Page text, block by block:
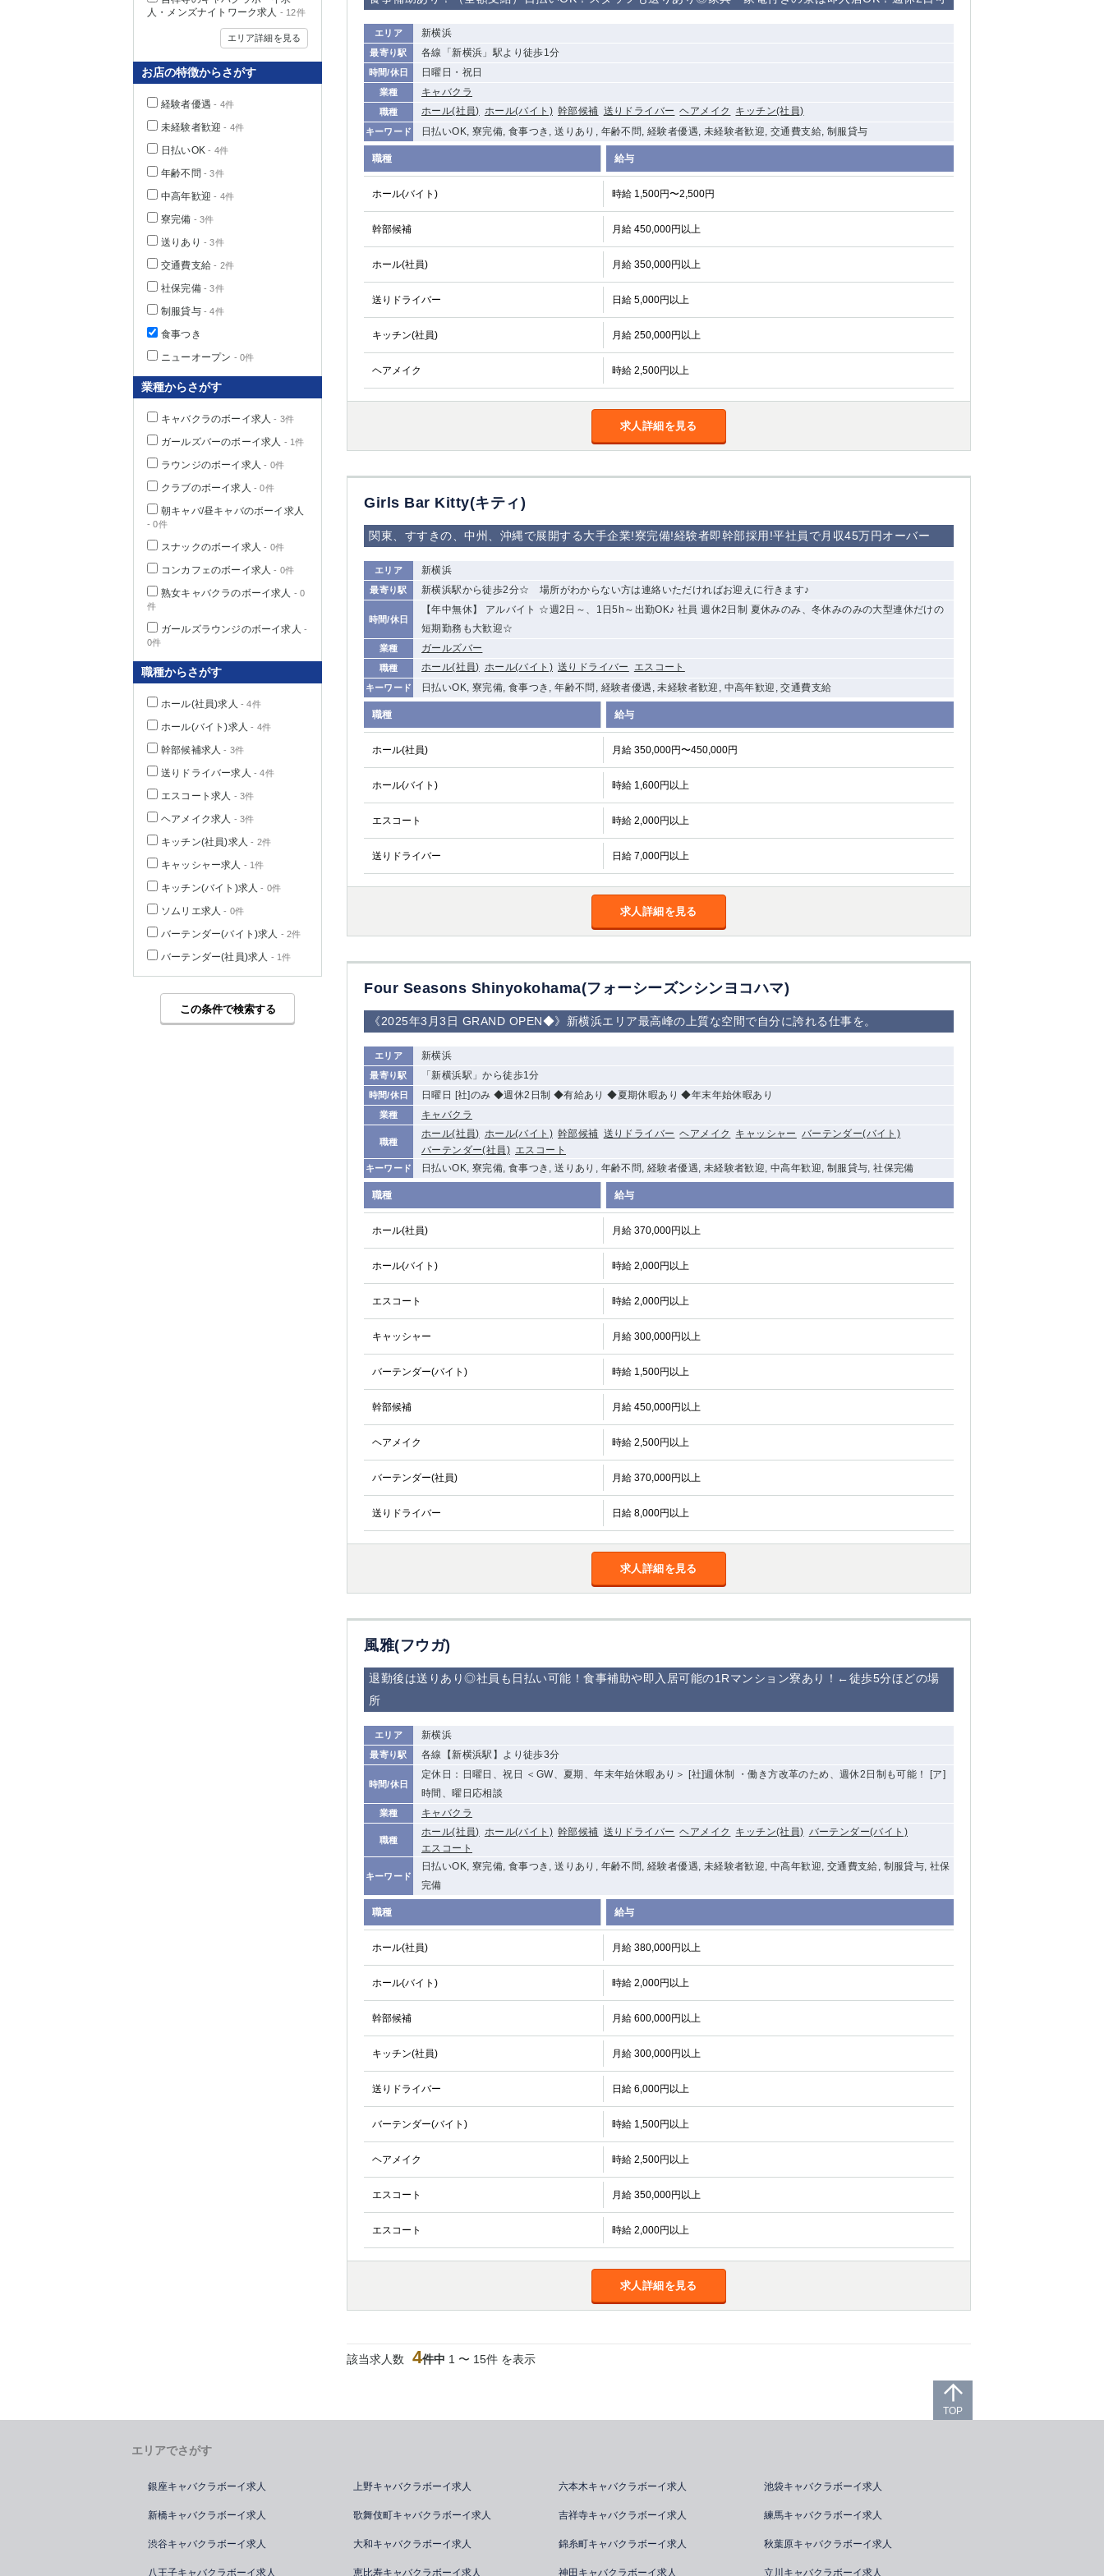
エリア 新横浜
最寄り駅 各線「新横浜」駅より徒歩1分
時間/休日 日曜日・祝日
業種 キャバクラ
職種 ホール(社員) ホール(バイト) 幹部候補 送りドライバー ヘアメイク キッチン(社員)
キーワード 日払いOK, 寮完備, 食事つき, 送りあり, 年齢不問, 経験者優遇, 未経験者歓迎, 交通費支給, 制服貸与
職種 給与
ホール(バイト) 時給 1,500円〜2,500円
幹部候補 月給 450,000円以上
ホール(社員) 月給 350,000円以上
送りドライバー 日給 5,000円以上
キッチン(社員) 月給 250,000円以上
ヘアメイク 時給 2,500円以上
求人詳細を見る
Girls Bar Kitty(キティ)
関東、すすきの、中州、沖縄で展開する大手企業!寮完備!経験者即幹部採用!平社員で月収45万円オーバー
エリア 新横浜
最寄り駅 新横浜駅から徒歩2分☆ 場所がわからない方は連絡いただければお迎えに行きます♪
時間/休日
【年中無休】 アルバイト ☆週2日～、1日5h～出勤OK♪ 社員 週休2日制 夏休みのみ、冬休みのみの大型連休だけの
短期勤務も大歓迎☆
業種 ガールズバー
職種 ホール(社員) ホール(バイト) 送りドライバー エスコート
キーワード 日払いOK, 寮完備, 食事つき, 年齢不問, 経験者優遇, 未経験者歓迎, 中高年歓迎, 交通費支給
職種 給与
ホール(社員) 月給 350,000円〜450,000円
ホール(バイト) 時給 1,600円以上
エスコート 時給 2,000円以上
送りドライバー 日給 7,000円以上
求人詳細を見る
Four Seasons Shinyokohama(フォーシーズンシンヨコハマ)
《2025年3月3日 GRAND OPEN◆》新横浜エリア最高峰の上質な空間で自分に誇れる仕事を。
エリア 新横浜
最寄り駅 「新横浜駅」から徒歩1分
時間/休日 日曜日 [社]のみ ◆週休2日制 ◆有給あり ◆夏期休暇あり ◆年末年始休暇あり
業種 キャバクラ
職種
ホール(社員) ホール(バイト) 幹部候補 送りドライバー ヘアメイク キャッシャー バーテンダー(バイト)
バーテンダー(社員) エスコート
キーワード 日払いOK, 寮完備, 食事つき, 送りあり, 年齢不問, 経験者優遇, 未経験者歓迎, 中高年歓迎, 制服貸与, 社保完備
職種 給与
ホール(社員) 月給 370,000円以上
ホール(バイト) 時給 2,000円以上
エスコート 時給 2,000円以上
キャッシャー 月給 300,000円以上
バーテンダー(バイト) 時給 1,500円以上
幹部候補 月給 450,000円以上
ヘアメイク 時給 2,500円以上
バーテンダー(社員) 月給 370,000円以上
送りドライバー 日給 8,000円以上
求人詳細を見る
風雅(フウガ)
退勤後は送りあり◎社員も日払い可能！食事補助や即入居可能の1Rマンション寮あり！←徒歩5分ほどの場
所
エリア 新横浜
最寄り駅 各線【新横浜駅】より徒歩3分
時間/休日
定休日：日曜日、祝日 ＜GW、夏期、年末年始休暇あり＞ [社]週休制 ・働き方改革のため、週休2日制も可能！ [ア]
時間、曜日応相談
業種 キャバクラ
職種
ホール(社員) ホール(バイト) 幹部候補 送りドライバー ヘアメイク キッチン(社員) バーテンダー(バイト)
エスコート
キーワード
日払いOK, 寮完備, 食事つき, 送りあり, 年齢不問, 経験者優遇, 未経験者歓迎, 中高年歓迎, 交通費支給, 制服貸与, 社保
完備
職種 給与
ホール(社員) 月給 380,000円以上
ホール(バイト) 時給 2,000円以上
幹部候補 月給 600,000円以上
キッチン(社員) 月給 300,000円以上
送りドライバー 日給 6,000円以上
バーテンダー(バイト) 時給 1,500円以上
ヘアメイク 時給 2,500円以上
エスコート 月給 350,000円以上
エスコート 時給 2,000円以上
求人詳細を見る
該当求人数 4件中 1 〜 15件 を表示
人・メンズナイトワーク求人 - 12件
エリア詳細を見る
お店の特徴からさがす
経験者優遇 - 4件
未経験者歓迎 - 4件
日払いOK - 4件
年齢不問 - 3件
中高年歓迎 - 4件
寮完備 - 3件
送りあり - 3件
交通費支給 - 2件
社保完備- 3件
制服貸与- 4件
食事つき
ニューオープン - 0件
業種からさがす
キャバクラのボーイ求人 - 3件
ガールズバーのボーイ求人 - 1件
ラウンジのボーイ求人 - 0件
クラブのボーイ求人 - 0件
朝キャバ/昼キャバのボーイ求人
- 0件
スナックのボーイ求人 - 0件
コンカフェのボーイ求人 - 0件
熟女キャバクラのボーイ求人 - 0
件
ガールズラウンジのボーイ求人 -
0件
職種からさがす
ホール(社員)求人 - 4件
ホール(バイト)求人 - 4件
幹部候補求人 - 3件
送りドライバー求人 - 4件
エスコート求人 - 3件
ヘアメイク求人 - 3件
キッチン(社員)求人 - 2件
キャッシャー求人 - 1件
キッチン(バイト)求人 - 0件
ソムリエ求人 - 0件
バーテンダー(バイト)求人 - 2件
バーテンダー(社員)求人 - 1件
この条件で検索する
から徒歩10分
①歌舞伎町 ②
新宿
①東武練馬 ②
成増・板橋 ③
大山 ②池袋
下赤塚 竹ノ塚 三鷹 亀戸
水道橋
荻窪
浅草 新小岩 幡ヶ谷
祖師ヶ谷大蔵
五井
関内 横浜 川崎 溝の口
本厚木
新横浜
武蔵小杉
小田原
横浜・桜木町
関内・馬車道・
日ノ出町
武蔵新城 元住吉
茅ヶ崎 戸塚 たまプラーザ 大船
相模原
厚木
桜木町
大宮 川越
南浦和
獨協大学前＜草
加松原＞
千葉県 千葉
茂原
松戸 八千代台 本八幡
東金
浦安
宇都宮 小山
東武宇都宮（宇
都宮西口）
茨城県 土浦 ひたち野うしく
群馬県 高崎 館林
該当求人 0件 選択した内容で設定
エリアでさがす
銀座キャバクラボーイ求人 上野キャバクラボーイ求人 六本木キャバクラボーイ求人 池袋キャバクラボーイ求人
新橋キャバクラボーイ求人 歌舞伎町キャバクラボーイ求人 吉祥寺キャバクラボーイ求人 練馬キャバクラボーイ求人
渋谷キャバクラボーイ求人 大和キャバクラボーイ求人 錦糸町キャバクラボーイ求人 秋葉原キャバクラボーイ求人
八王子キャバクラボーイ求人 恵比寿キャバクラボーイ求人 神田キャバクラボーイ求人 立川キャバクラボーイ求人
TOP